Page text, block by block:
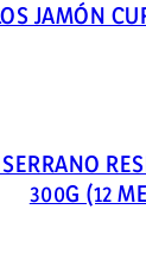
JAMÓN
300G (12